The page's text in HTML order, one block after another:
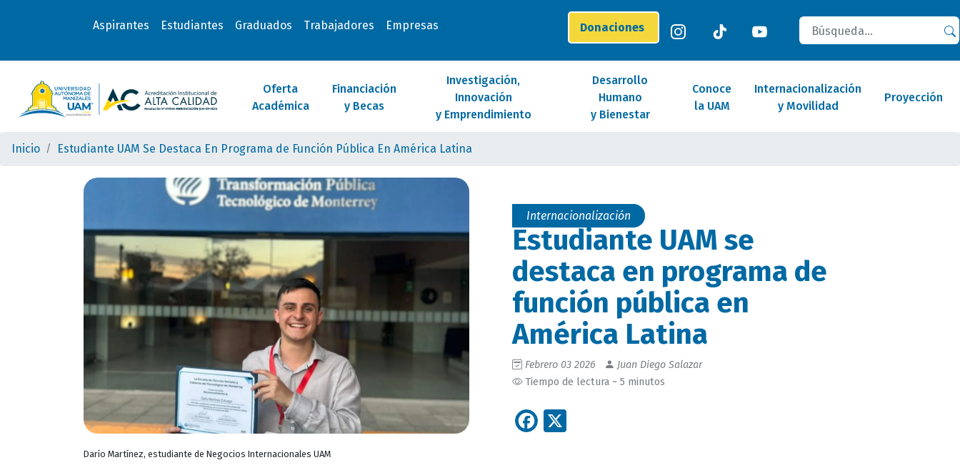
Aspirantes Estudiantes Graduados Trabajadores Empresas Donaciones
Buscar
Oferta
Académica
Financiación
y Becas
Investigación,
Innovación
y Emprendimiento
Desarrollo
Humano
y Bienestar
Conoce
la UAM
Internacionalización
y Movilidad
Proyección
Inicio Estudiante UAM Se Destaca En Programa de Función Pública En América Latina
Darío Martínez, estudiante de Negocios Internacionales UAM
Internacionalización
Estudiante UAM se
destaca en programa de
función pública en
América Latina
Febrero 03 2026
Juan Diego Salazar
Tiempo de lectura ~ 5 minutos
Facebook